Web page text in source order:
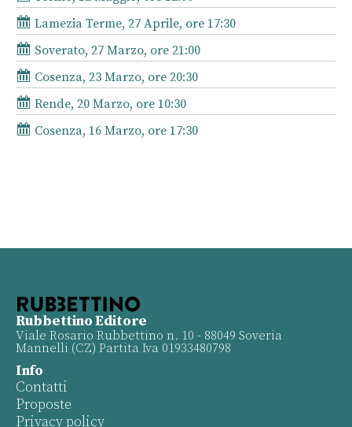
Lamezia Terme, 27 Aprile, ore 17:30
Soverato, 27 Marzo, ore 21:00
Cosenza, 23 Marzo, ore 20:30
Rende, 20 Marzo, ore 10:30
Cosenza, 16 Marzo, ore 17:30
Rubbettino Editore
Viale Rosario Rubbettino n. 10 - 88049 Soveria
Mannelli (CZ) Partita Iva 01933480798
Info
Contatti
Proposte
Privacy policy